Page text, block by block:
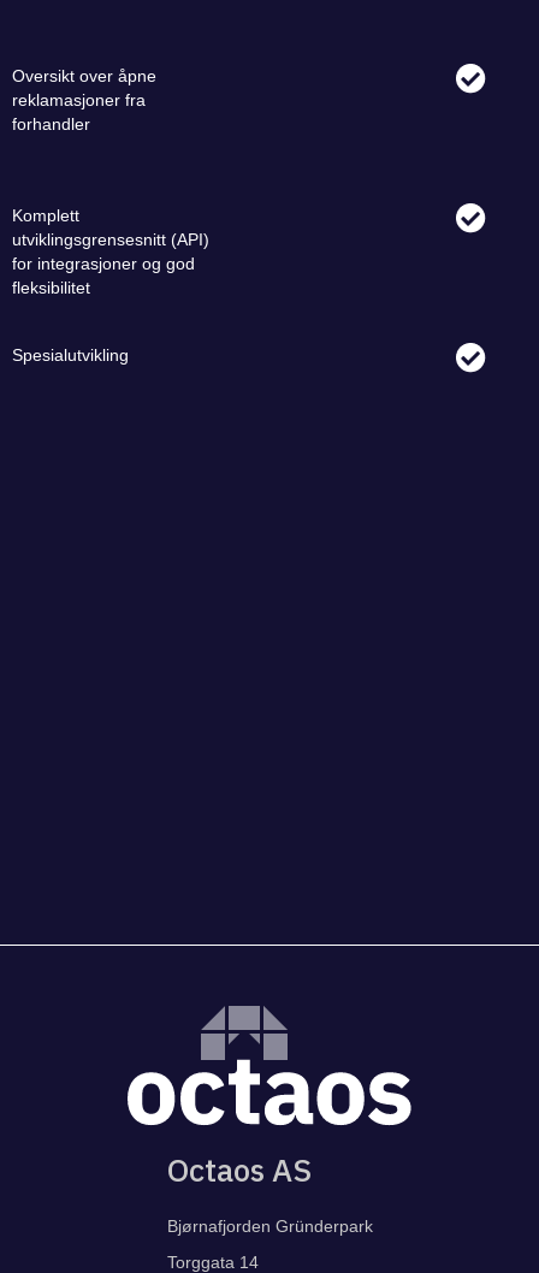
Oversikt over åpne
reklamasjoner fra
forhandler
Komplett
utviklingsgrensesnitt (API)
for integrasjoner og god
fleksibilitet
Spesialutvikling
Octaos AS
Bjørnafjorden Gründerpark
Torggata 14